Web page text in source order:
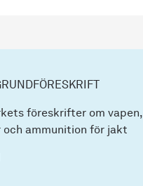
föreskrifter om vapen,
ammunition för jakt